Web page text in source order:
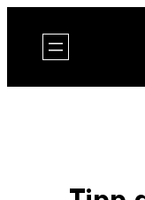
Inhalt
springen